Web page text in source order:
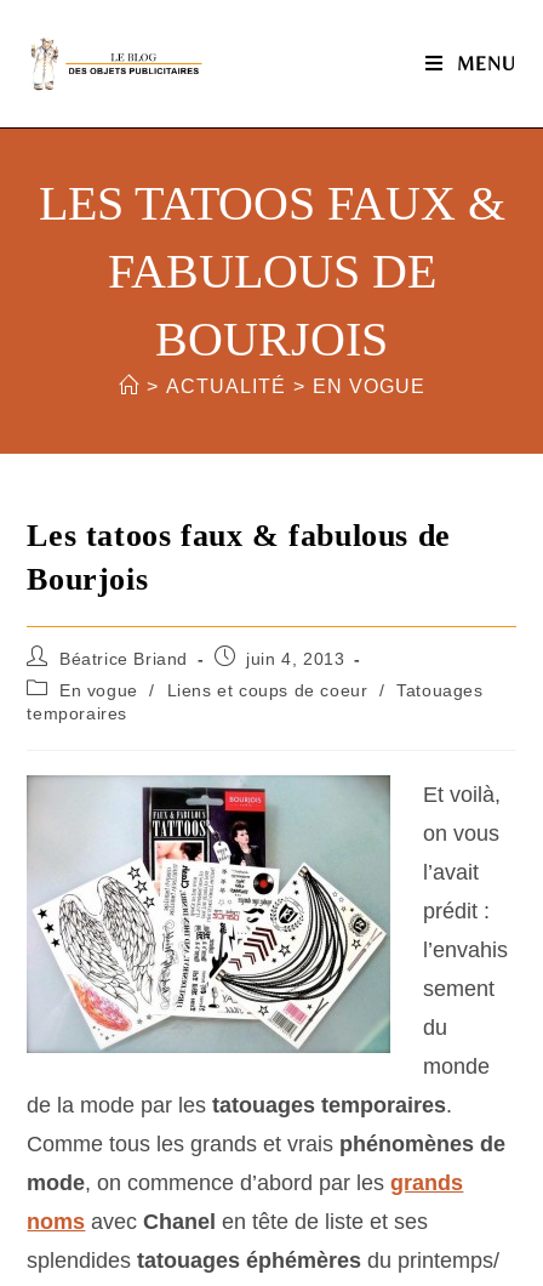
MENU
LES TATOOS FAUX &
FABULOUS DE
BOURJOIS
> ACTUALITÉ > EN VOGUE
Les tatoos faux & fabulous de
Bourjois
Béatrice Briand
juin 4, 2013
En vogue
/ Liens et coups de coeur /
Tatouages
temporaires
Et voilà,
on vous
l’avait
prédit :
l’envahis
sement
du
monde
de la mode par lestatouages temporaires.
Comme tous les grands et vrais phénomènes de
mode, on commence d’abord par lesgrands
noms avecChanel en tête de liste et ses
splendidestatouages éphémères du printemps/